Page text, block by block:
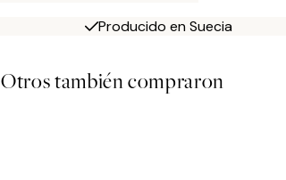
Producido en Suecia
Otros también compraron